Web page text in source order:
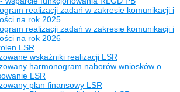
realizacji zadań w zakresie komunikacji i
na rok 2025
realizacji zadań w zakresie komunikacji i
na rok 2026
LSR
wskaźniki realizacji LSR
harmonogram naborów wniosków o
LSR
plan finansowy LSR